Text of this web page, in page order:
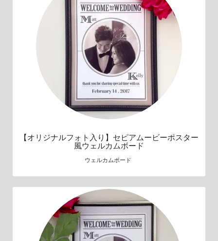
【オリジナルフォト入り】セピアムービーポスター
風ウェルカムボード
ウェルカムボード